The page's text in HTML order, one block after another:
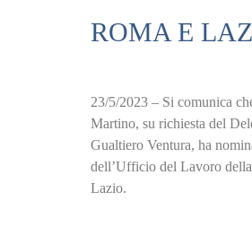
ROMA E
23/5/2023 – Si comunica
Martino, su richiesta del
Gualtiero Ventura, ha
dell’Ufficio del Lavoro
Lazio.